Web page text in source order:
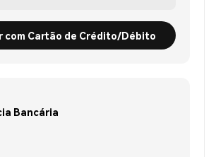
com Cartão de Crédito/Débito
Bancária